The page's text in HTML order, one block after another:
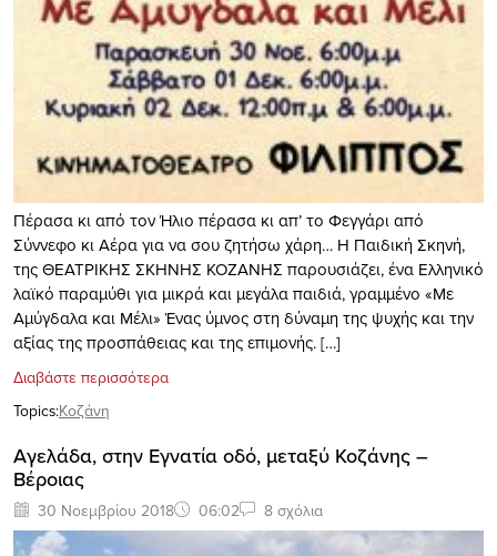
Πέρασα κι από τον Ήλιο πέρασα κι απ’ το Φεγγάρι από
Σύννεφο κι Αέρα για να σου ζητήσω χάρη… Η Παιδική Σκηνή,
της ΘΕΑΤΡΙΚΗΣ ΣΚΗΝΗΣ ΚΟΖΑΝΗΣ παρουσιάζει, ένα Ελληνικό
λαϊκό παραμύθι για μικρά και μεγάλα παιδιά, γραμμένο «Με
Αμύγδαλα και Μέλι» Ένας ύμνος στη δύναμη της ψυχής και την
αξίας της προσπάθειας και της επιμονής. […]
Διαβάστε περισσότερα
Topics:Κοζάνη
Αγελάδα, στην Εγνατία οδό, μεταξύ Κοζάνης –
Βέροιας
30 Νοεμβρίου 2018 06:02 8 σχόλια